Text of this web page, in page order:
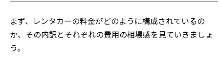
まず、レンタカーの料金がどのように構成されているの
か、その内訳とそれぞれの費用の相場感を見ていきましょ
う。